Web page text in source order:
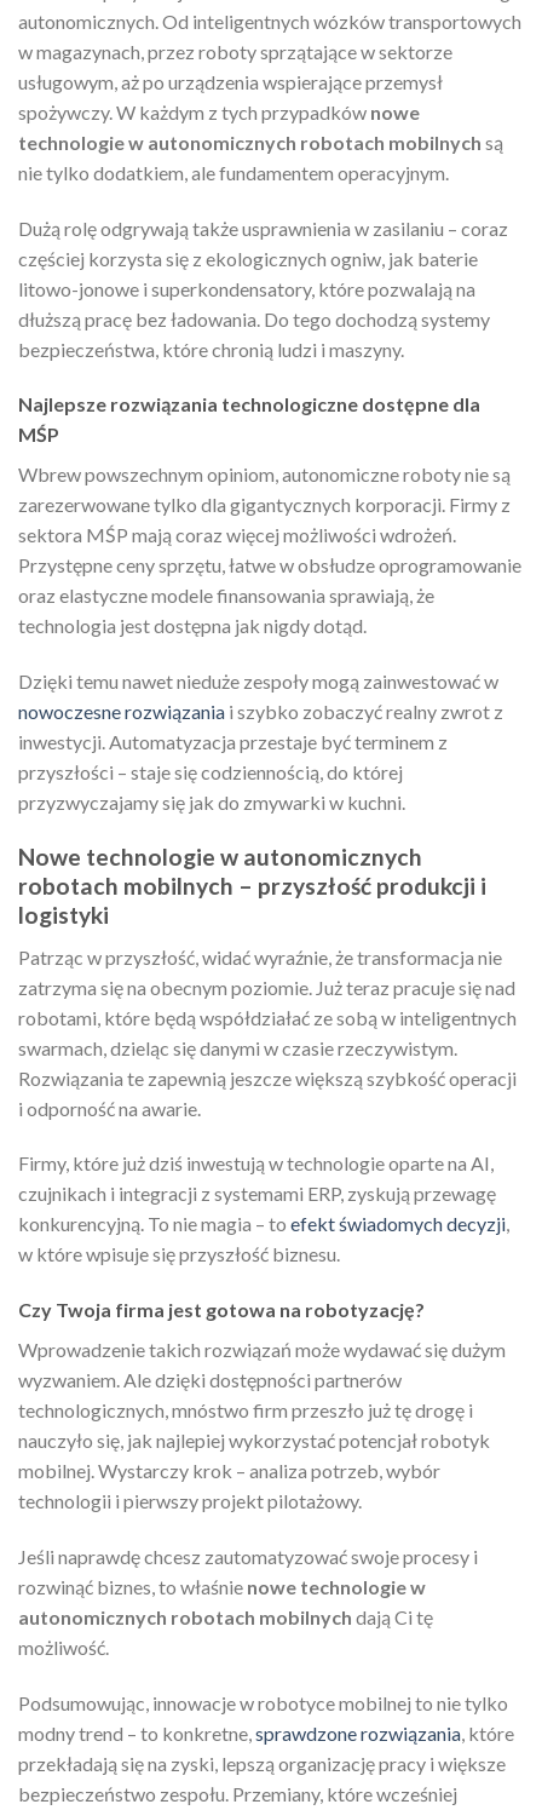
autonomicznych. Od inteligentnych wózków transportowych
w magazynach, przez roboty sprzątające w sektorze
usługowym, aż po urządzenia wspierające przemysł
spożywczy. W każdym z tych przypadków nowe
technologie w autonomicznych robotach mobilnych są
nie tylko dodatkiem, ale fundamentem operacyjnym.
Dużą rolę odgrywają także usprawnienia w zasilaniu – coraz
częściej korzysta się z ekologicznych ogniw, jak baterie
litowo-jonowe i superkondensatory, które pozwalają na
dłuższą pracę bez ładowania. Do tego dochodzą systemy
bezpieczeństwa, które chronią ludzi i maszyny.
Najlepsze rozwiązania technologiczne dostępne dla
MŚP
Wbrew powszechnym opiniom, autonomiczne roboty nie są
zarezerwowane tylko dla gigantycznych korporacji. Firmy z
sektora MŚP mają coraz więcej możliwości wdrożeń.
Przystępne ceny sprzętu, łatwe w obsłudze oprogramowanie
oraz elastyczne modele finansowania sprawiają, że
technologia jest dostępna jak nigdy dotąd.
Dzięki temu nawet nieduże zespoły mogą zainwestować w
nowoczesne rozwiązania i szybko zobaczyć realny zwrot z
inwestycji. Automatyzacja przestaje być terminem z
przyszłości – staje się codziennością, do której
przyzwyczajamy się jak do zmywarki w kuchni.
Nowe technologie w autonomicznych
robotach mobilnych – przyszłość produkcji i
logistyki
Patrząc w przyszłość, widać wyraźnie, że transformacja nie
zatrzyma się na obecnym poziomie. Już teraz pracuje się nad
robotami, które będą współdziałać ze sobą w inteligentnych
swarmach, dzieląc się danymi w czasie rzeczywistym.
Rozwiązania te zapewnią jeszcze większą szybkość operacji
i odporność na awarie.
Firmy, które już dziś inwestują w technologie oparte na AI,
czujnikach i integracji z systemami ERP, zyskują przewagę
konkurencyjną. To nie magia – to efekt świadomych decyzji,
w które wpisuje się przyszłość biznesu.
Czy Twoja firma jest gotowa na robotyzację?
Wprowadzenie takich rozwiązań może wydawać się dużym
wyzwaniem. Ale dzięki dostępności partnerów
technologicznych, mnóstwo firm przeszło już tę drogę i
nauczyło się, jak najlepiej wykorzystać potencjał robotyk
mobilnej. Wystarczy krok – analiza potrzeb, wybór
technologii i pierwszy projekt pilotażowy.
Jeśli naprawdę chcesz zautomatyzować swoje procesy i
rozwinąć biznes, to właśnie nowe technologie w
autonomicznych robotach mobilnych dają Ci tę
możliwość.
Podsumowując, innowacje w robotyce mobilnej to nie tylko
modny trend – to konkretne, sprawdzone rozwiązania , które
przekładają się na zyski, lepszą organizację pracy i większe
bezpieczeństwo zespołu. Przemiany, które wcześniej